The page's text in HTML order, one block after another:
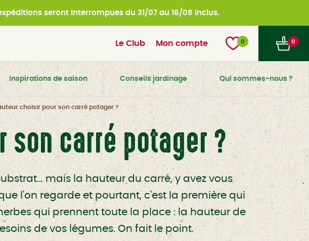
seront interrompues du 31/07 au 16/08 inclus.
Le Club Mon compte 0 0
Inspirations de saison Conseils jardinage Qui sommes-nous ?
choisir pour son carré potager ?
carré potager ?
mais la hauteur du carré, y avez vous
l'on regarde et pourtant, c'est la première qui
qui prennent toute la place : la hauteur de
de vos légumes. On fait le point.